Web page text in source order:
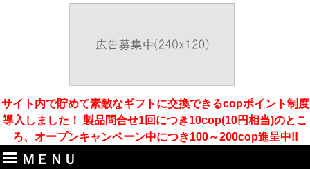
サイト内で貯めて素敵なギフトに交換できるcopポイント制度
導入しました！ 製品問合せ1回につき10cop(10円相当)のとこ
ろ、オープンキャンペーン中につき100～200cop進呈中!!
ＭＥＮＵ